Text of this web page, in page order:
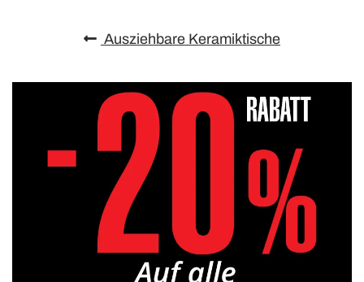
Ausziehbare Keramiktische